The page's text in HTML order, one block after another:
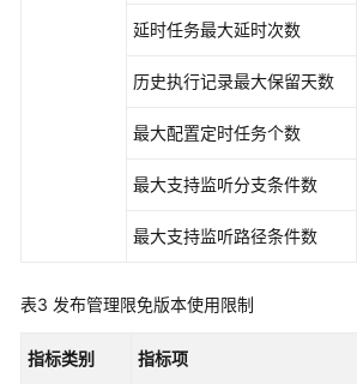
通
参
延时任务最大延时次数
历史执行记录最大保留天数
最大配置定时任务个数
最大支持监听分支条件数
最大支持监听路径条件数
表3 发布管理限免版本使用限制
指标类别 指标项